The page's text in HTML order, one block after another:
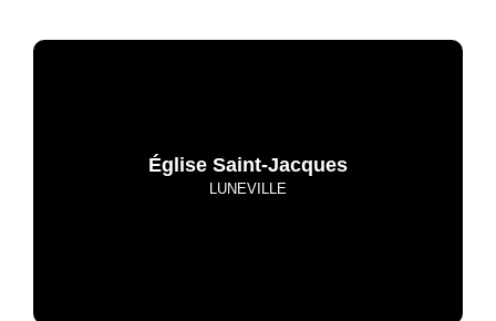
Église Saint-Jacques
LUNEVILLE